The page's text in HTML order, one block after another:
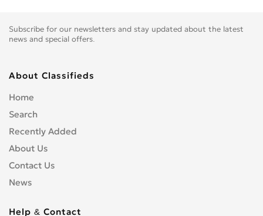
Subscribe for our newsletters and stay updated about the latest
news and special offers.
About Classifieds
Home
Search
Recently Added
About Us
Contact Us
News
Help & Contact